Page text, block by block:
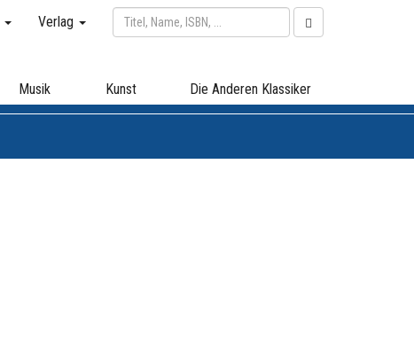
Verlag
Musik Kunst Die Anderen Klassiker